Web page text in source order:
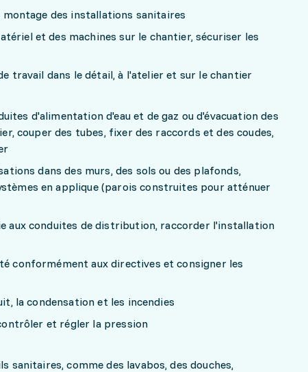
des installations sanitaires
et des machines sur le chantier, sécuriser les
travail dans le détail, à l'atelier et sur le chantier
d'alimentation d'eau et de gaz ou d'évacuation des
couper des tubes, fixer des raccords et des coudes,
dans des murs, des sols ou des plafonds,
en applique (parois construites pour atténuer
aux conduites de distribution, raccorder l'installation
conformément aux directives et consigner les
la condensation et les incendies
et régler la pression
comme des lavabos, des douches,